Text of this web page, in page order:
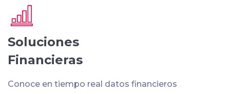
Soluciones
Financieras
Conoce en tiempo real datos financieros